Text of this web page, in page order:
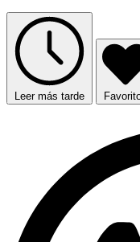
Leer más tarde